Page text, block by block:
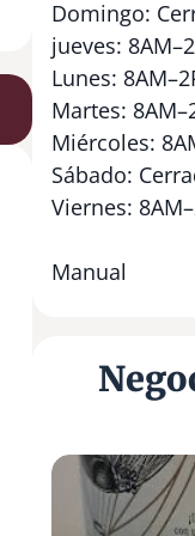
Domingo:
jueves:
Lunes:
Martes:
Miércoles:
Sábado:
Viernes:
Manual
C